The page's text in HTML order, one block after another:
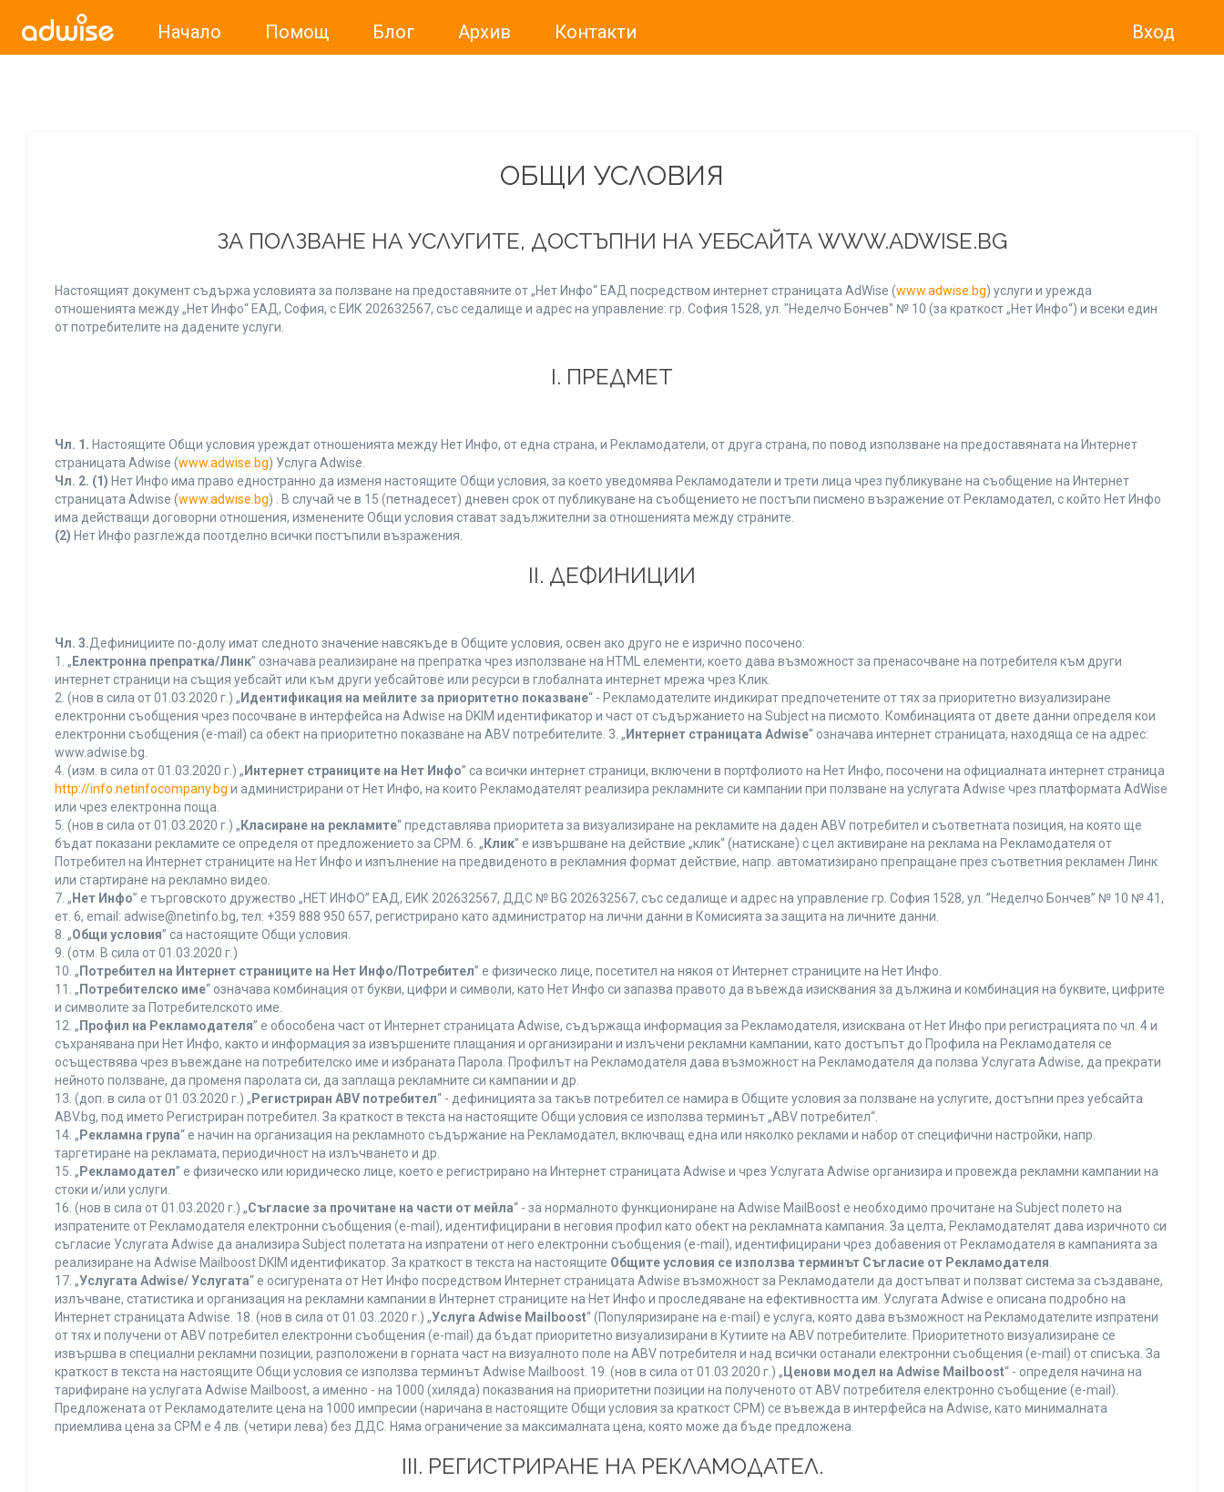
Начало Помощ Блог Архив Контакти Вход
ОБЩИ УСЛОВИЯ
ЗА ПОЛЗВАНЕ НА УСЛУГИТЕ, ДОСТЪПНИ НА УЕБСАЙТА WWW.ADWISE.BG
Настоящият документ съдържа условията за ползване на предоставяните от „Нет Инфо“ ЕАД посредством интернет страницата AdWise (www.adwise.bg) услуги и урежда
отношенията между „Нет Инфо“ ЕАД, София, с ЕИК 202632567, със седалище и адрес на управление: гр. София 1528, ул. "Неделчо Бончев" № 10 (за краткост „Нет Инфо“) и всеки един
от потребителите на дадените услуги.
І. ПРЕДМЕТ
Чл. 1. Настоящите Общи условия уреждат отношенията между Нет Инфо, от една страна, и Рекламодатели, от друга страна, по повод използване на предоставяната на Интернет
страницата Adwise (www.adwise.bg) Услуга Adwise.
Чл. 2. (1) Нет Инфо има право едностранно да изменя настоящите Общи условия, за което уведомява Рекламодатели и трети лица чрез публикуване на съобщение на Интернет
страницата Adwise (www.adwise.bg) . В случай че в 15 (петнадесет) дневен срок от публикуване на съобщението не постъпи писмено възражение от Рекламодател, с който Нет Инфо
има действащи договорни отношения, изменените Общи условия стават задължителни за отношенията между страните.
(2) Нет Инфо разглежда поотделно всички постъпили възражения.
ІІ. ДЕФИНИЦИИ
Чл. 3.Дефинициите по-долу имат следното значение навсякъде в Общите условия, освен ако друго не е изрично посочено:
1. „ Електронна препратка/Линк” означава реализиране на препратка чрез използване на HTML елементи, което дава възможност за пренасочване на потребителя към други
интернет страници на същия уебсайт или към други уебсайтове или ресурси в глобалната интернет мрежа чрез Клик.
2. (нов в сила от 01.03.2020 г.) „ Идентификация на мейлите за приоритетно показване“ - Рекламодателите индикират предпочетените от тях за приоритетно визуализиране
електронни съобщения чрез посочване в интерфейса на Adwise на DKIM идентификатор и част от съдържанието на Subject на писмото. Комбинацията от двете данни определя кои
електронни съобщения (e-mail) са обект на приоритетно показване на ABV потребителите. 3. „ Интернет страницата Adwise” означава интернет страницата, находяща се на адрес:
www.adwise.bg.
4. (изм. в сила от 01.03.2020 г.) „ Интернет страниците на Нет Инфо” са всички интернет страници, включени в портфолиото на Нет Инфо, посочени на официалната интернет страница
http://info.netinfocompany.bg и администрирани от Нет Инфо, на които Рекламодателят реализира рекламните си кампании при ползване на услугата Adwise чрез платформата AdWise
или чрез електронна поща.
5. (нов в сила от 01.03.2020 г.) „ Класиране на рекламите“ представлява приоритета за визуализиране на рекламите на даден ABV потребител и съответната позиция, на която ще
бъдат показани рекламите се определя от предложението за CPM. 6. „ Клик” е извършване на действие „клик“ (натискане) с цел активиране на реклама на Рекламодателя от
Потребител на Интернет страниците на Нет Инфо и изпълнение на предвиденото в рекламния формат действие, напр. автоматизирано препращане през съответния рекламен Линк
или стартиране на рекламно видео.
7. „ Нет Инфо” е търговското дружество „НЕТ ИНФО” ЕАД, ЕИК 202632567, ДДС № BG 202632567, със седалище и адрес на управление гр. София 1528, ул. ”Неделчо Бончев” № 10 № 41,
ет. 6, еmail: adwise@netinfo.bg, тел: +359 888 950 657, регистрирано като администратор на лични данни в Комисията за защита на личните данни.
8. „Общи условия” са настоящите Общи условия.
9. (отм. В сила от 01.03.2020 г.)
10. „ Потребител на Интернет страниците на Нет Инфо/Потребител” е физическо лице, посетител на някоя от Интернет страниците на Нет Инфо.
11. „ Потребителско име“ означава комбинация от букви, цифри и символи, като Нет Инфо си запазва правото да въвежда изисквания за дължина и комбинация на буквите, цифрите
и символите за Потребителското име.
12. „ Профил на Рекламодателя” е обособена част от Интернет страницата Adwise, съдържаща информация за Рекламодателя, изисквана от Нет Инфо при регистрацията по чл. 4 и
съхранявана при Нет Инфо, както и информация за извършените плащания и организирани и излъчени рекламни кампании, като достъпът до Профила на Рекламодателя се
осъществява чрез въвеждане на потребителско име и избраната Парола. Профилът на Рекламодателя дава възможност на Рекламодателя да ползва Услугата Adwise, да прекрати
нейното ползване, да променя паролата си, да заплаща рекламните си кампании и др.
13. (доп. в сила от 01.03.2020 г.) „ Регистриран ABV потребител“ - дефиницията за такъв потребител се намира в Общите условия за ползване на услугите, достъпни през уебсайта
ABV.bg, под името Регистриран потребител. За краткост в текста на настоящите Общи условия се използва терминът „ABV потребител“.
14. „ Рекламна група“ е начин на организация на рекламното съдържание на Рекламодател, включващ една или няколко реклами и набор от специфични настройки, напр.
таргетиране на рекламата, периодичност на излъчването и др.
15. „ Рекламодател” е физическо или юридическо лице, което е регистрирано на Интернет страницата Adwise и чрез Услугата Adwise организира и провежда рекламни кампании на
стоки и/или услуги.
16. (нов в сила от 01.03.2020 г.) „Съгласие за прочитане на части от мейла“ - за нормалното функциониране на Adwise MailBoost е необходимо прочитане на Subject полето на
изпратените от Рекламодателя електронни съобщения (e-mail), идентифицирани в неговия профил като обект на рекламната кампания. За целта, Рекламодателят дава изричното си
съгласие Услугата Adwise да анализира Subject полетата на изпратени от него електронни съобщения (e-mail), идентифицирани чрез добавения от Рекламодателя в кампанията за
реализиране на Adwise Mailboost DKIM идентификатор. За краткост в текста на настоящите Общите условия се използва терминът Съгласие от Рекламодателя
17. „Услугата Adwise/ Услугата“ е осигурената от Нет Инфо посредством Интернет страницата Adwise възможност за Рекламодатели да достъпват и ползват система за създаване,
излъчване, статистика и организация на рекламни кампании в Интернет страниците на Нет Инфо и проследяване на ефективността им. Услугата Adwise е описана подробно на
Интернет страницата Adwise. 18. (нов в сила от 01.03..2020 г.) „Услуга Adwise Mailboost“ (Популяризиране на e-mail) е услуга, която дава възможност на Рекламодателите изпратени
от тях и получени от ABV потребител електронни съобщения (e-mail) да бъдат приоритетно визуализирани в Кутиите на ABV потребителите. Приоритетното визуализиране се
извършва в специални рекламни позиции, разположени в горната част на визуалното поле на ABV потребителя и над всички останали електронни съобщения (e-mail) от списъка. За
краткост в текста на настоящите Общи условия се използва терминът Adwise Mailboost. 19. (нов в сила от 01.03.2020 г.) „ Ценови модел на Adwise Mailboost“ - определя начина на
тарифиране на услугата Adwise Mailboost, а именно - на 1000 (хиляда) показвания на приоритетни позиции на полученото от ABV потребителя електронно съобщение (e-mail).
Предложената от Рекламодателите цена на 1000 импресии (наричана в настоящите Общи условия за краткост CPM) се въвежда в интерфейса на Adwise, като минималната
приемлива цена за CPM е 4 лв. (четири лева) без ДДС. Няма ограничение за максималната цена, която може да бъде предложена.
ІІІ. РЕГИСТРИРАНЕ НА РЕКЛАМОДАТЕЛ.